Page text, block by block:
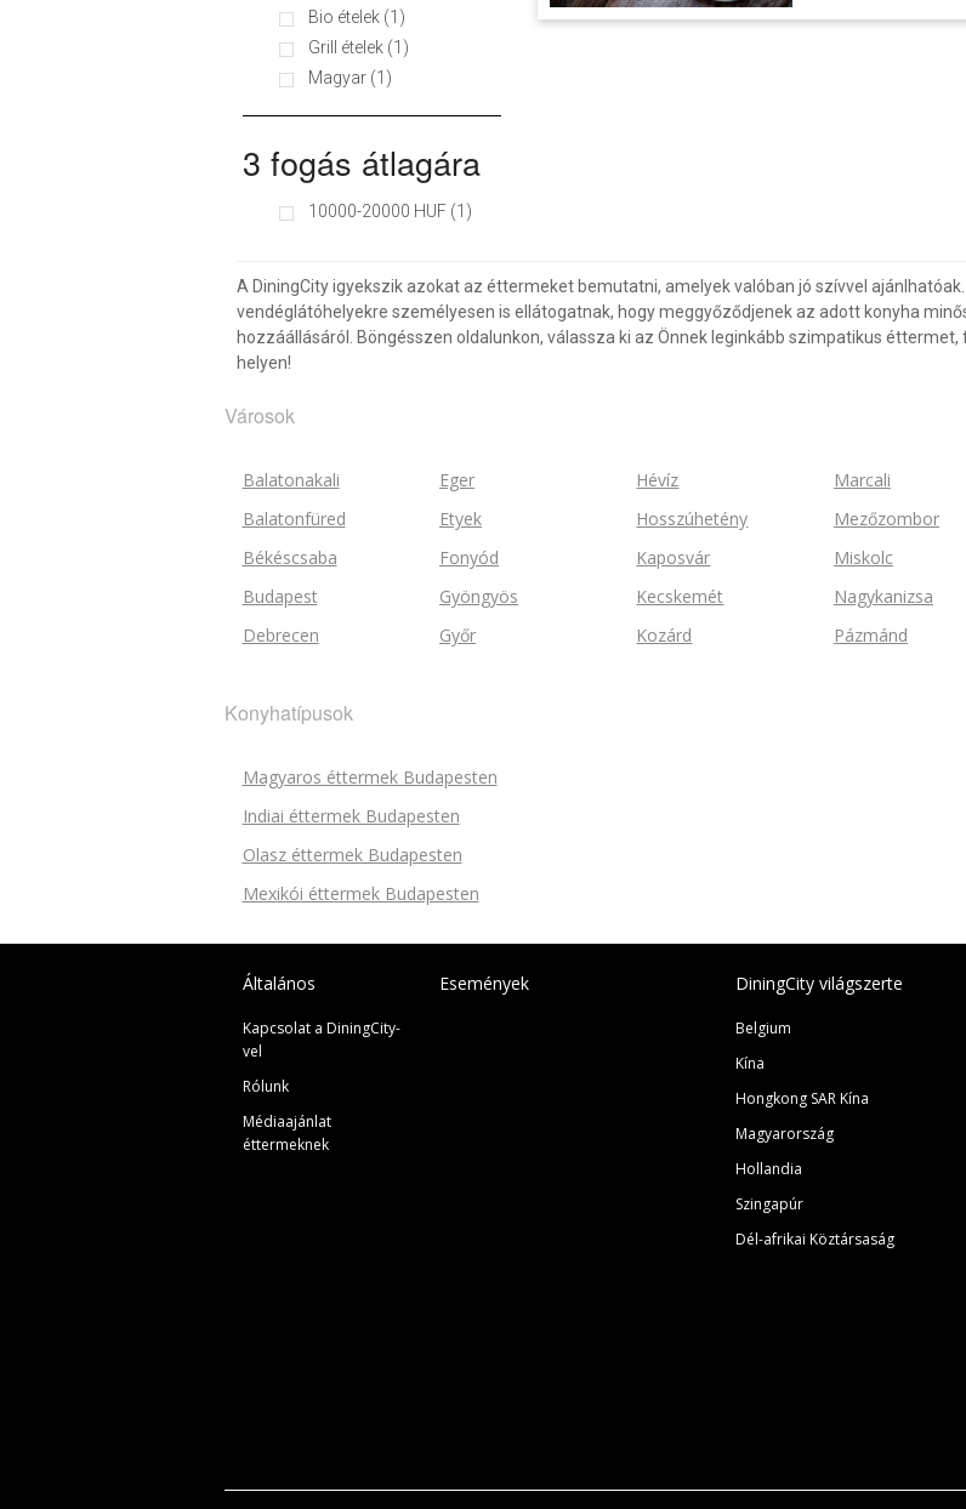
Bio ételek (1)
Grill ételek (1)
Magyar (1)
3 fogás átlagára
10000-20000 HUF (1)
A DiningCity igyekszik azokat az éttermeket bemutatni, amelyek valóban jó szívvel
vendéglátóhelyekre személyesen is ellátogatnak, hogy meggyőződjenek az adott konyha
hozzáállásáról. Böngésszen oldalunkon, válassza ki az Önnek leginkább szimpatikus
helyen!
Városok
Balatonakali
Balatonfüred
Békéscsaba
Budapest
Debrecen
Eger
Etyek
Fonyód
Gyöngyös
Győr
Hévíz
Hosszúhetény
Kaposvár
Kecskemét
Kozárd
Marcali
Mezőzombor
Miskolc
Nagykanizsa
Pázmánd
Konyhatípusok
Magyaros éttermek Budapesten
Indiai éttermek Budapesten
Olasz éttermek Budapesten
Mexikói éttermek Budapesten
Általános
Kapcsolat a DiningCity-
vel
Rólunk
Médiaajánlat
éttermeknek
Események DiningCity világszerte
Belgium
Kína
Hongkong SAR Kína
Magyarország
Hollandia
Szingapúr
Dél-afrikai Köztársaság